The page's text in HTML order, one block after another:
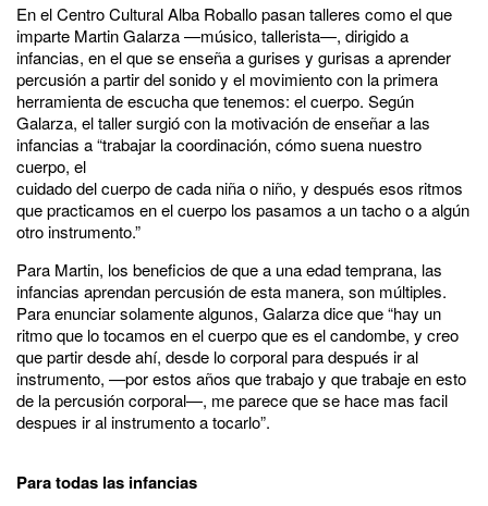
En el Centro Cultural Alba Roballo pasan talleres como el que
imparte Martin Galarza —músico, tallerista—, dirigido a
infancias, en el que se enseña a gurises y gurisas a aprender
percusión a partir del sonido y el movimiento con la primera
herramienta de escucha que tenemos: el cuerpo. Según
Galarza, el taller surgió con la motivación de enseñar a las
infancias a “trabajar la coordinación, cómo suena nuestro
cuerpo, el
cuidado del cuerpo de cada niña o niño, y después esos ritmos
que practicamos en el cuerpo los pasamos a un tacho o a algún
otro instrumento.”
Para Martin, los beneficios de que a una edad temprana, las
infancias aprendan percusión de esta manera, son múltiples.
Para enunciar solamente algunos, Galarza dice que “hay un
ritmo que lo tocamos en el cuerpo que es el candombe, y creo
que partir desde ahí, desde lo corporal para después ir al
instrumento, —por estos años que trabajo y que trabaje en esto
de la percusión corporal—, me parece que se hace mas facil
despues ir al instrumento a tocarlo”.
Para todas las infancias